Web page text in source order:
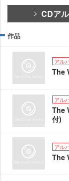
CDア
作品
アル
The
アル
The
付)
アル
The